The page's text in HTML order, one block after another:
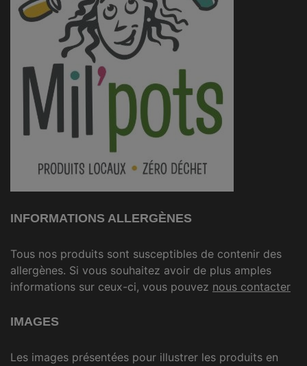
INFORMATIONS ALLERGÈNES
Tous nos produits sont susceptibles de contenir des
allergènes. Si vous souhaitez avoir de plus amples
informations sur ceux-ci, vous pouvez nous contacter
IMAGES
Les images présentées pour illustrer les produits en